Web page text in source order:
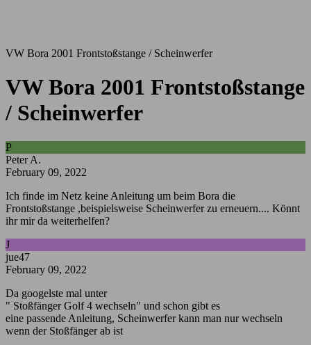
VW Bora 2001 Frontstoßstange / Scheinwerfer
VW Bora 2001 Frontstoßstange
/ Scheinwerfer
P
Peter A.
February 09, 2022
Ich finde im Netz keine Anleitung um beim Bora die
Frontstoßstange ,beispielsweise Scheinwerfer zu erneuern.... Könnt
ihr mir da weiterhelfen?
J
jue47
February 09, 2022
Da googelste mal unter
" Stoßfänger Golf 4 wechseln" und schon gibt es
eine passende Anleitung, Scheinwerfer kann man nur wechseln
wenn der Stoßfänger ab ist